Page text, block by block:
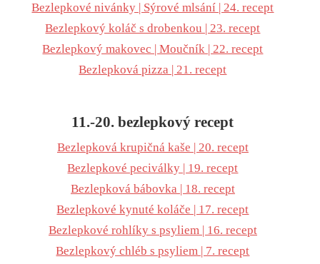
Bezlepkové nivánky | Sýrové mlsání | 24. recept
Bezlepkový koláč s drobenkou | 23. recept
Bezlepkový makovec | Moučník | 22. recept
Bezlepková pizza | 21. recept
11.-20. bezlepkový recept
Bezlepková krupičná kaše | 20. recept
Bezlepkové peciválky | 19. recept
Bezlepková bábovka | 18. recept
Bezlepkové kynuté koláče | 17. recept
Bezlepkové rohlíky s psyliem | 16. recept
Bezlepkový chléb s psyliem | 7. recept